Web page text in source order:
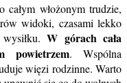
włożonym trudzie,
widoki, czasami lekko
W górach cała
powietrzem. Wspólna
więzi rodzinne. Warto